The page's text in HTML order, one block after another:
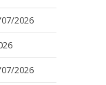
2026
2026